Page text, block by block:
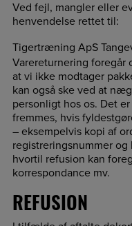
Ved fejl, mangler eller
henvendelse rettet til:
Tigertræning ApS
Varereturnering foregår
at vi ikke modtager
kan også ske ved at
personligt hos os. Det
fremmes, hvis
– eksempelvis kopi af
registreringsnummer
hvortil refusion kan
korrespondance mv.
REFUSION